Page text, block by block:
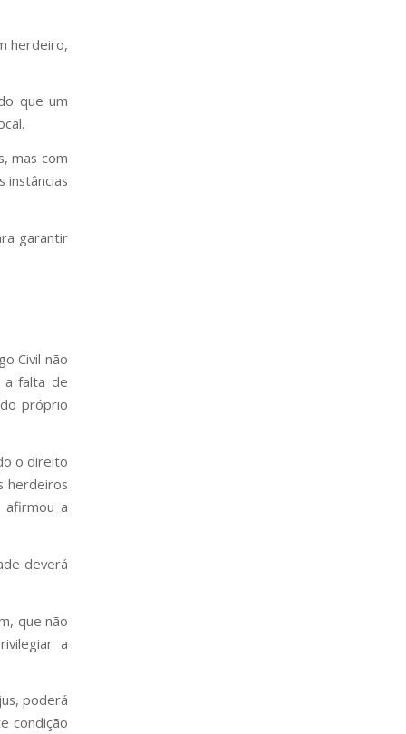
herdeiro,
que um
mas com
instâncias
garantir
Civil não
a falta de
próprio
o direito
herdeiros
afirmou a
deverá
que não
a
poderá
condição